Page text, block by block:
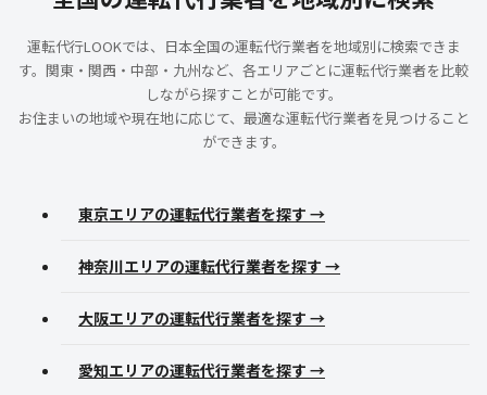
運転代行LOOKでは、日本全国の運転代行業者を地域別に検索できま
す。関東・関西・中部・九州など、各エリアごとに運転代行業者を比較
しながら探すことが可能です。
お住まいの地域や現在地に応じて、最適な運転代行業者を見つけること
ができます。
東京エリアの運転代行業者を探す →
神奈川エリアの運転代行業者を探す →
大阪エリアの運転代行業者を探す →
愛知エリアの運転代行業者を探す →